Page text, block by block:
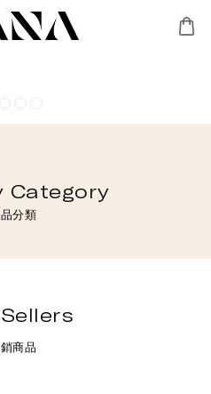
專區 Lisa Larson聯名專區
會員登入
Category
分類
商品